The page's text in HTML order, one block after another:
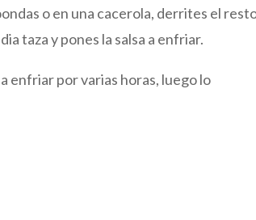
o en una cacerola, derrites el
taza y pones la salsa a enfriar.
enfriar por varias horas, luego lo